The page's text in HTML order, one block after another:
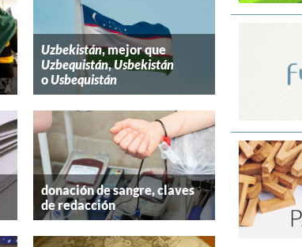
Uzbekistán, mejor que
Uzbequistán,Usbekistán
oUsbequistán
donación de sangre, claves
de redacción